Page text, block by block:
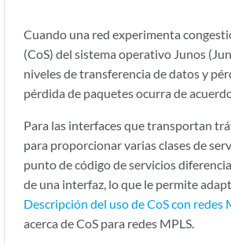
Cuando una red experimenta
(CoS) del sistema operativo Junos
niveles de transferencia de datos y
pérdida de paquetes ocurra de
Para las interfaces que transportan
para proporcionar varias clases de
punto de código de servicios
de una interfaz, lo que le permite
Descripción del uso de CoS con redes
acerca de CoS para redes MPLS.